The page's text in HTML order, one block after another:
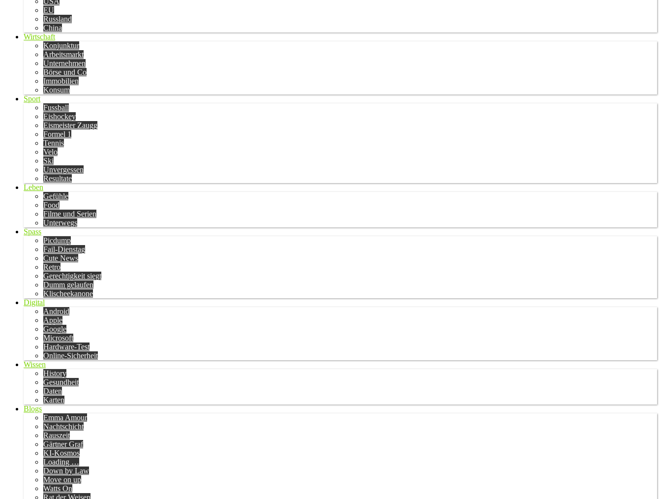
EU
Russland
China
Wirtschaft
Konjunktur
Arbeitsmarkt
Unternehmen
Börse und Co
Immobilien
Konsum
Sport
Fussball
Eishockey
Eismeister Zaugg
Formel 1
Tennis
Velo
Ski
Unvergessen
Resultate
Leben
Gefühle
Food
Filme und Serien
Unterwegs
Spass
Picdump
Fail-Dienstag
Cute News
Retro
Gerechtigkeit siegt
Dumm gelaufen
Klischeekanone
Digital
Android
Apple
Google
Microsoft
Hardware-Test
Online-Sicherheit
Wissen
History
Gesundheit
Daten
Karten
Blogs
Emma Amour
Nachtschicht
Rauszeit
Gärtner Graf
KI-Kosmos
Loading …
Down by Law
Move on up
Watts On
Rat der Weisen